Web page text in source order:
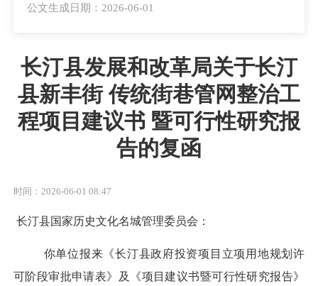
公文生成日期：2026-06-01
长汀县发展和改革局关于长汀
县新丰街 传统街巷管网整治工
程项目建议书 暨可行性研究报
告的复函
时间：2026-06-01 08:47
长汀县国家历史文化名城管理委员会 ：
你单位报来《长汀县政府投资项目立项用地规划许
可阶段审批申请表》及《项目建议书暨可行性研究报告》